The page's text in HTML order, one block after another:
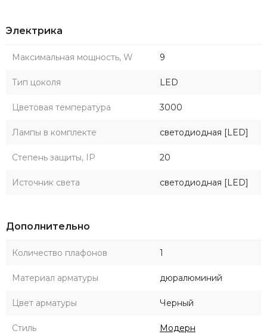
Электрика
Максимальная мощность, W 9
Тип цоколя LED
Цветовая температура 3000
Лампы в комплекте светодиодная [LED]
Степень защиты, IP 20
Источник света светодиодная [LED]
Дополнительно
Количество плафонов 1
Материал арматуры дюралюминий
Цвет арматуры Черный
Стиль Модерн